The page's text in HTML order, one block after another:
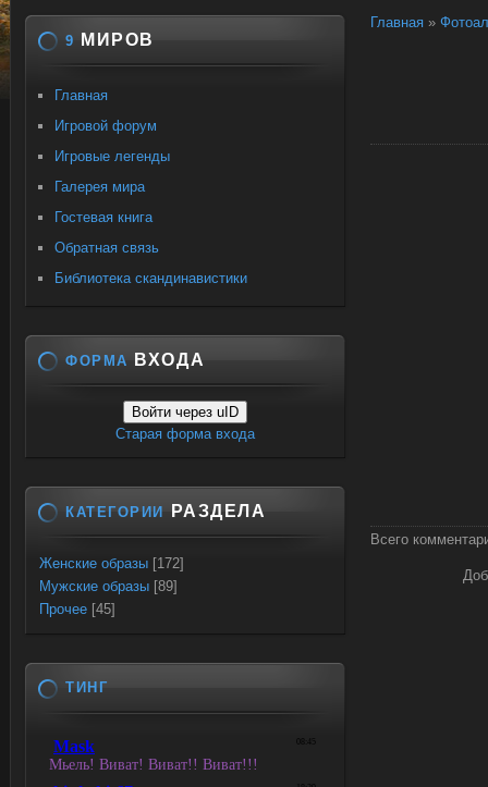
Главная »
Всего
9 МИРОВ
Главная
Игровой форум
Игровые легенды
Галерея мира
Гостевая книга
Обратная связь
Библиотека скандинавистики
ФОРМА ВХОДА
Войти через uID
Старая форма входа
КАТЕГОРИИ РАЗДЕЛА
Женские образы [172]
Мужские образы [89]
Прочее [45]
ТИНГ